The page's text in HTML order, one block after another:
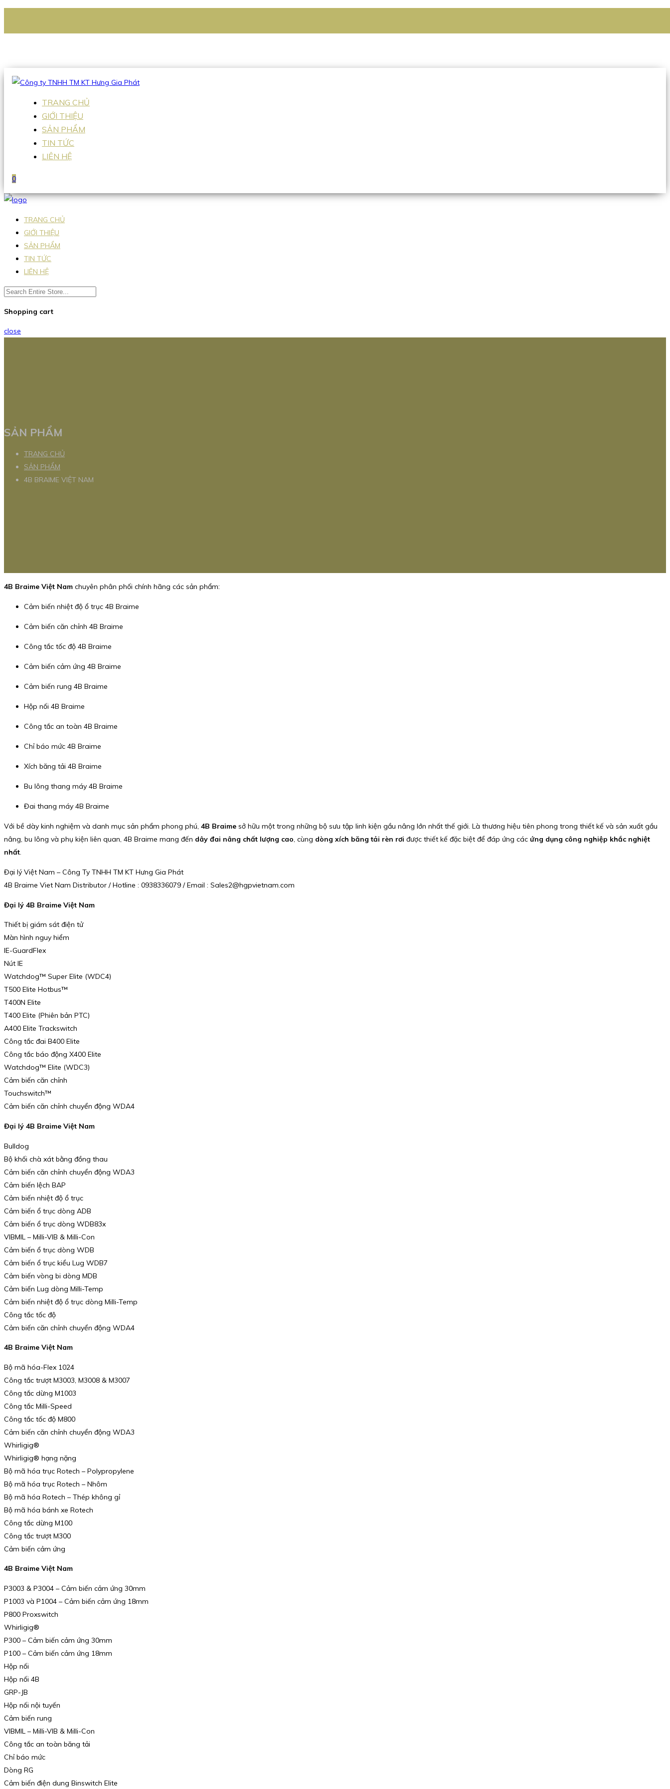
Hotline:0938 336 079
TRANG CHỦ
GIỚI THIỆU
SẢN PHẨM
TIN TỨC
LIÊN HỆ
0
TRANG CHỦ
GIỚI THIỆU
SẢN PHẨM
TIN TỨC
LIÊN HỆ
Shopping cart
close
SẢN PHẨM
TRANG CHỦ
SẢN PHẨM
4B BRAIME VIỆT NAM
4B Braime Việt Nam chuyên phân phối chính hãng các sản phẩm:
Cảm biến nhiệt độ ổ trục 4B Braime
Cảm biến căn chỉnh 4B Braime
Công tắc tốc độ 4B Braime
Cảm biến cảm ứng 4B Braime
Cảm biến rung 4B Braime
Hộp nối 4B Braime
Công tắc an toàn 4B Braime
Chỉ báo mức 4B Braime
Xích băng tải 4B Braime
Bu lông thang máy 4B Braime
Đai thang máy 4B Braime
Với bề dày kinh nghiệm và danh mục sản phẩm phong phú, 4B Braime sở hữu một trong những bộ sưu tập linh kiện gầu nâng lớn nhất thế giới. Là thương hiệu tiên phong trong thiết kế và sản xuất gầu
nâng, bu lông và phụ kiện liên quan, 4B Braime mang đến dây đai nâng chất lượng cao, cùng dòng xích băng tải rèn rơi được thiết kế đặc biệt để đáp ứng các ứng dụng công nghiệp khắc nghiệt
nhất.
Đại lý Việt Nam – Công Ty TNHH TM KT Hưng Gia Phát
4B Braime Viet Nam Distributor / Hotline : 0938336079 / Email : Sales2@hgpvietnam.com
Đại lý 4B Braime Việt Nam
Thiết bị giám sát điện tử
Màn hình nguy hiểm
IE-GuardFlex
Nút IE
Watchdog™ Super Elite (WDC4)
T500 Elite Hotbus™
T400N Elite
T400 Elite (Phiên bản PTC)
A400 Elite Trackswitch
Công tắc đai B400 Elite
Công tắc báo động X400 Elite
Watchdog™ Elite (WDC3)
Cảm biến căn chỉnh
Touchswitch™
Cảm biến căn chỉnh chuyển động WDA4
Đại lý 4B Braime Việt Nam
Bulldog
Bộ khối chà xát bằng đồng thau
Cảm biến căn chỉnh chuyển động WDA3
Cảm biến lệch BAP
Cảm biến nhiệt độ ổ trục
Cảm biến ổ trục dòng ADB
Cảm biến ổ trục dòng WDB83x
VIBMIL – Milli-VIB & Milli-Con
Cảm biến ổ trục dòng WDB
Cảm biến ổ trục kiểu Lug WDB7
Cảm biến vòng bi dòng MDB
Cảm biến Lug dòng Milli-Temp
Cảm biến nhiệt độ ổ trục dòng Milli-Temp
Công tắc tốc độ
Cảm biến căn chỉnh chuyển động WDA4
4B Braime Việt Nam
Bộ mã hóa-Flex 1024
Công tắc trượt M3003, M3008 & M3007
Công tắc dừng M1003
Công tắc Milli-Speed
Công tắc tốc độ M800
Cảm biến căn chỉnh chuyển động WDA3
Whirligig®
Whirligig® hạng nặng
Bộ mã hóa trục Rotech – Polypropylene
Bộ mã hóa trục Rotech – Nhôm
Bộ mã hóa Rotech – Thép không gỉ
Bộ mã hóa bánh xe Rotech
Công tắc dừng M100
Công tắc trượt M300
Cảm biến cảm ứng
4B Braime Việt Nam
P3003 & P3004 – Cảm biến cảm ứng 30mm
P1003 và P1004 – Cảm biến cảm ứng 18mm
P800 Proxswitch
Whirligig®
P300 – Cảm biến cảm ứng 30mm
P100 – Cảm biến cảm ứng 18mm
Hộp nối
Hộp nối 4B
GRP-JB
Hộp nối nội tuyến
Cảm biến rung
VIBMIL – Milli-VIB & Milli-Con
Công tắc an toàn băng tải
Chỉ báo mức
Dòng RG
Cảm biến điện dung Binswitch Elite